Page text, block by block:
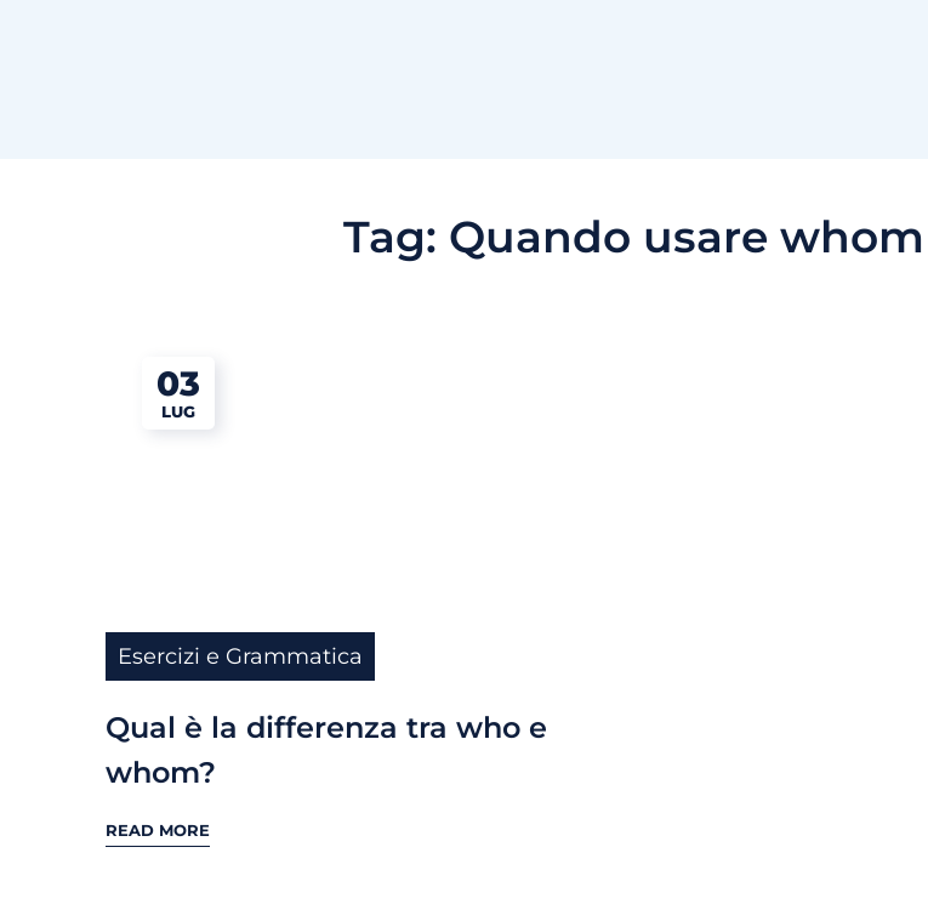
Tag: Quando usare whom
03
LUG
Esercizi e Grammatica
Qual è la differenza tra who e
whom?
READ MORE